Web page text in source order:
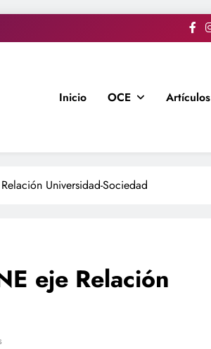
Inicio OCE Artículos
Universidad-Sociedad
eje Relación